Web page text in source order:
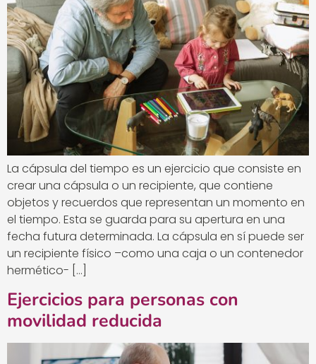
La cápsula del tiempo es un ejercicio que consiste en
crear una cápsula o un recipiente, que contiene
objetos y recuerdos que representan un momento en
el tiempo. Esta se guarda para su apertura en una
fecha futura determinada. La cápsula en sí puede ser
un recipiente físico –como una caja o un contenedor
hermético- […]
Ejercicios para personas con
movilidad reducida